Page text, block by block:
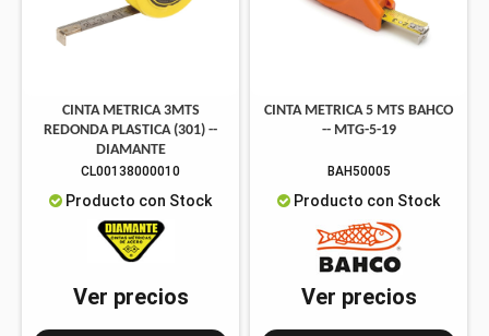
CINTA METRICA 3MTS
REDONDA PLASTICA (301) --
DIAMANTE
CL00138000010
Producto con Stock
Ver precios
CINTA METRICA 5 MTS BAHCO
-- MTG-5-19
BAH50005
Producto con Stock
Ver precios